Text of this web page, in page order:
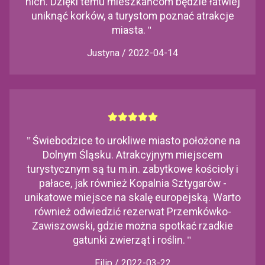
uniknąć korków, a turystom poznać atrakcje
miasta. "
Justyna / 2022-04-14
"Świebodzice to urokliwe miasto położone na
Dolnym Śląsku. Atrakcyjnym miejscem
turystycznym są tu m.in. zabytkowe kościoły i
pałace, jak również Kopalnia Sztygarów -
unikatowe miejsce na skalę europejską. Warto
również odwiedzić rezerwat Przemkówko-
Zawiszowski, gdzie można spotkać rzadkie
gatunki zwierząt i roślin. "